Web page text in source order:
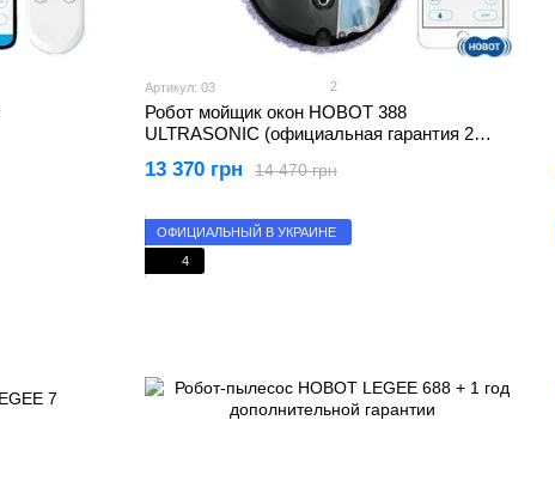
Артикул: 03 2
Робот мойщик окон HOBOT 388
ULTRASONIC (официальная гарантия 2
14 470 грн
13 370 грн
ОФИЦИАЛЬНЫЙ В УКРАИНЕ
4